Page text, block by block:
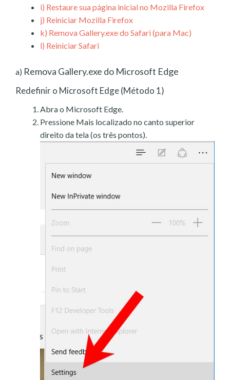
i) Restaure sua página inicial no Mozilla Firefox
j) Reiniciar Mozilla Firefox
k) Remova Gallery.exe do Safari (para Mac)
l) Reiniciar Safari
a) Remova Gallery.exe do Microsoft Edge
Redefinir o Microsoft Edge (Método 1)
Abra o Microsoft Edge.
Pressione Mais localizado no canto superior
direito da tela (os três pontos).